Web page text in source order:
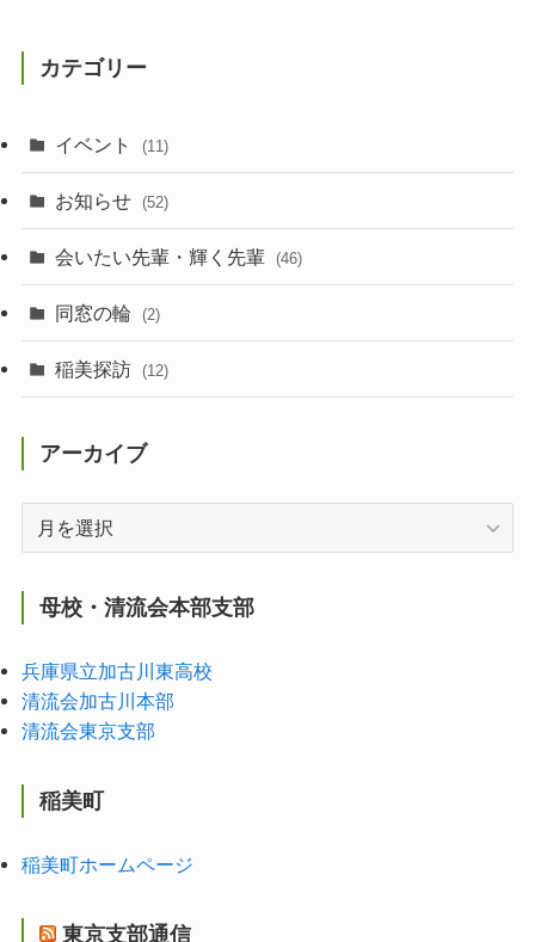
カテゴリー
イベント (11)
お知らせ (52)
会いたい先輩・輝く先輩 (46)
同窓の輪 (2)
稲美探訪 (12)
アーカイブ
母校・清流会本部支部
兵庫県立加古川東高校
清流会加古川本部
清流会東京支部
稲美町
稲美町ホームページ
東京支部通信